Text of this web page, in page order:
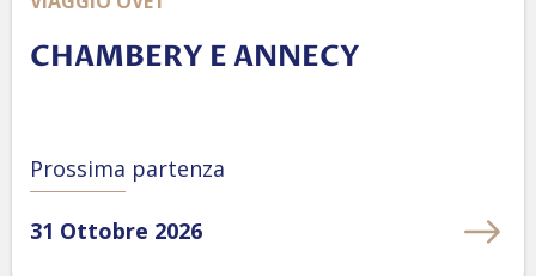
CHAMBERY E ANNECY
Prossima partenza
31 Ottobre 2026